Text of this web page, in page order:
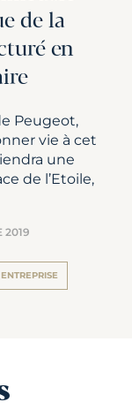
de la
en
Peugeot,
vie à cet
une
de l’Etoile,
2019